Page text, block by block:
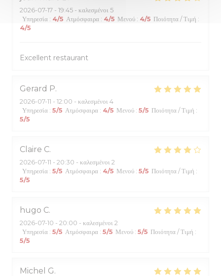
2026-07-17 - 19:45 - καλεσμένοι 5
Υπηρεσία : 4/5 Ατμόσφαιρα : 4/5 Μενού : 4/5 Ποιότητα / Τιμή :
4/5
Excellent restaurant
Gerard P
2026-07-11 - 12:00 - καλεσμένοι 4
Υπηρεσία : 5/5 Ατμόσφαιρα : 4/5 Μενού : 5/5 Ποιότητα / Τιμή :
5/5
Claire C
2026-07-11 - 20:30 - καλεσμένοι 2
Υπηρεσία : 5/5 Ατμόσφαιρα : 4/5 Μενού : 5/5 Ποιότητα / Τιμή :
5/5
hugo C
2026-07-10 - 20:00 - καλεσμένοι 2
Υπηρεσία : 5/5 Ατμόσφαιρα : 5/5 Μενού : 5/5 Ποιότητα / Τιμή :
5/5
Michel G